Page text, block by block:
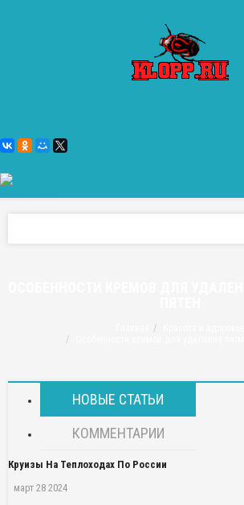
НОВЫЕ СТАТЬИ
КОММЕНТАРИИ
Круизы На Теплоходах По России
март 28 2024